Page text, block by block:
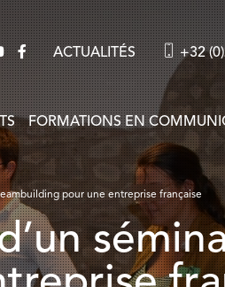
ACTUALITÉS +32
FORMATIONS EN
pour une entreprise française